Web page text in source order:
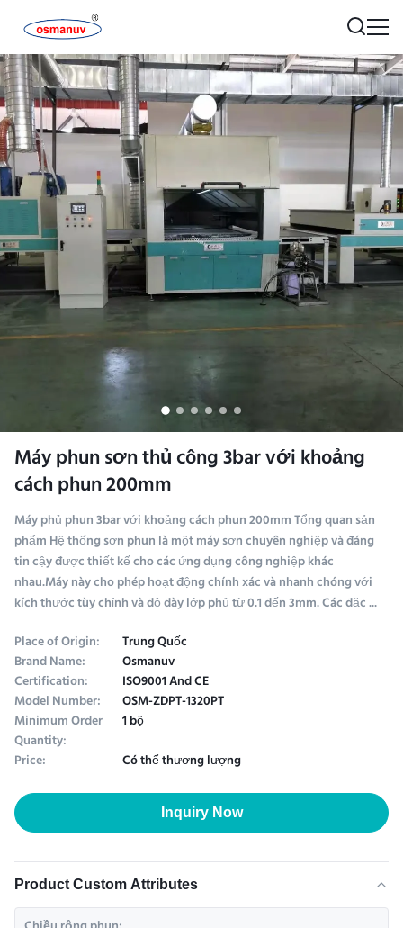
Máy phun sơn thủ công 3bar với khoảng
cách phun 200mm
Máy phủ phun 3bar với khoảng cách phun 200mm Tổng quan sản
phẩm Hệ thống sơn phun là một máy sơn chuyên nghiệp và đáng
tin cậy được thiết kế cho các ứng dụng công nghiệp khác
nhau.Máy này cho phép hoạt động chính xác và nhanh chóng với
kích thước tùy chỉnh và độ dày lớp phủ từ 0.1 đến 3mm. Các đặc ...
Place of Origin:
Trung Quốc
Brand Name: Osmanuv
Certification: ISO9001 And CE
Model Number: OSM-ZDPT-1320PT
Minimum Order
Quantity:
1 bộ
Price:
Có thể thương lượng
Inquiry Now
Product Custom Attributes